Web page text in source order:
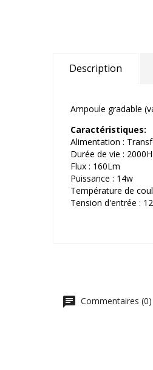
Description
Ampoule gradable
Caractéristiques:
Alimentation :
Durée de vie : 2000H
Flux : 160Lm
Puissance : 14w
Température de
Tension d'entrée :
Commentaires (0)